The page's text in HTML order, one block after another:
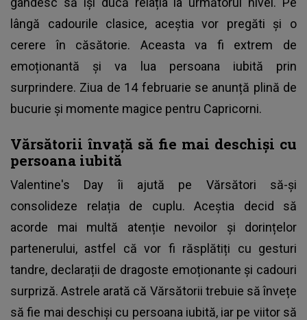
lângă cadourile clasice, aceștia vor pregăti și o
cerere în căsătorie. Aceasta va fi extrem de
emoționantă și va lua persoana iubită prin
surprindere. Ziua de 14 februarie se anunță plină de
bucurie și momente magice pentru Capricorni.
Vărsătorii învață să fie mai deschiși cu
persoana iubită
Valentine's Day îi ajută pe Vărsători să-și
consolideze relația de cuplu. Aceștia decid să
acorde mai multă atenție nevoilor și dorințelor
partenerului, astfel că vor fi răsplătiți cu gesturi
tandre, declarații de dragoste emoționante și cadouri
surpriză. Astrele arată că Vărsătorii trebuie să învețe
să fie mai deschiși cu persoana iubită, iar pe viitor să